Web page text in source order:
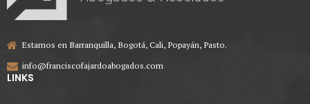
Estamos en Barranquilla, Bogotá, Cali, Popayán, Pasto.
info@franciscofajardoabogados.com
LINKS